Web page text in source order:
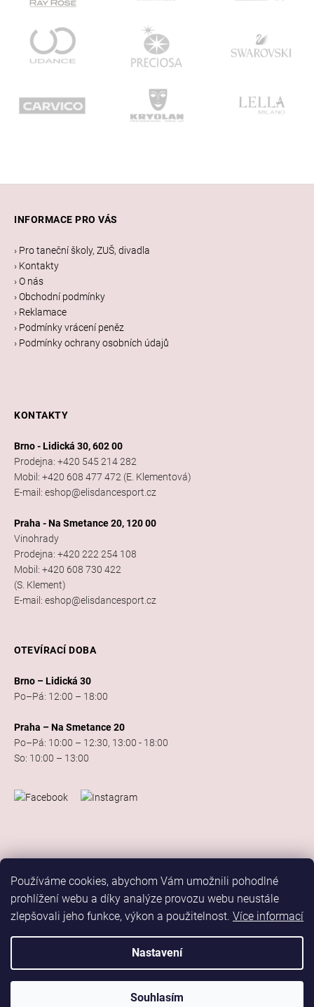
Používáme cookies, abychom Vám umožnili pohodlné
prohlížení webu a díky analýze provozu webu neustále
zlepšovali jeho funkce, výkon a použitelnost. Více informací
Nastavení
Souhlasím
INFORMACE PRO VÁS
› Pro taneční školy, ZUŠ, divadla
› Kontakty
› O nás
› Obchodní podmínky
› Reklamace
› Podmínky vrácení peněz
› Podmínky ochrany osobních údajů
KONTAKTY
Brno - Lidická 30, 602 00
Prodejna: +420 545 214 282
Mobil: +420 608 477 472 (E. Klementová)
E-mail: eshop@elisdancesport.cz
Praha - Na Smetance 20, 120 00
Vinohrady
Prodejna: +420 222 254 108
Mobil: +420 608 730 422
(S. Klement)
E-mail: eshop@elisdancesport.cz
OTEVÍRACÍ DOBA
Brno – Lidická 30
Po–Pá: 12:00 – 18:00
Praha – Na Smetance 20
Po–Pá: 10:00 – 12:30, 13:00 - 18:00
So: 10:00 – 13:00
Vytvořil Shoptet
Elis Dance Sport . Všechna práva vyhrazena.
Upravit nastavení cookiesMarketing